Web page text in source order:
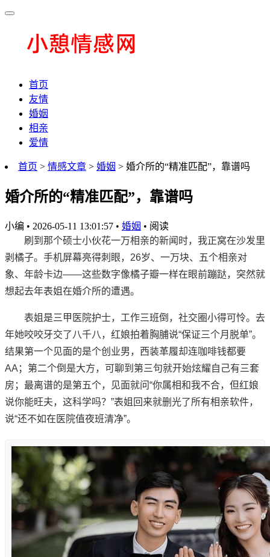
首页
友情
婚姻
相亲
爱情
首页 > 情感文章 > 婚姻 > 婚介所的“精准匹配”，靠谱吗
婚介所的“精准匹配”，靠谱吗
小编 • 2026-05-11 13:01:57 • 婚姻 • 阅读
刷到那个硕士小伙花一万相亲的新闻时，我正窝在沙发里
剥橘子。手机屏幕亮得刺眼，26岁、一万块、五个相亲对
象、年龄卡边——这些数字像橘子瓣一样在眼前蹦跶，突然就
想起去年表姐在婚介所的遭遇。
表姐是三甲医院护士，工作三班倒，社交圈小得可怜。去
年她咬咬牙交了八千八，红娘拍着胸脯说“保证三个月脱单”。
结果第一个见面的是个创业男，西装革履却连咖啡钱都要
AA；第二个倒是大方，可聊到第三句就开始炫耀自己有三套
房；最离谱的是第五个，见面就问“你属相和我不合，但红娘
说你能旺夫，这科学吗？”表姐回来就删光了所有相亲软件，
说“还不如在医院值夜班清净”。